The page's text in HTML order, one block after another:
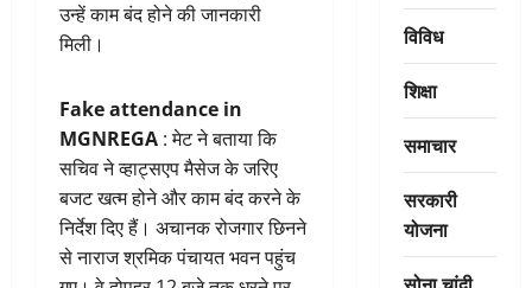
उन्हें काम बंद होने की जानकारी
मिली।
Fake attendance in
MGNREGA : मेट ने बताया कि
सचिव ने व्हाट्सएप मैसेज के जरिए
बजट खत्म होने और काम बंद करने के
निर्देश दिए हैं। अचानक रोजगार छिनने
से नाराज श्रमिक पंचायत भवन पहुंच
विविध
शिक्षा
समाचार
सरकारी
योजना